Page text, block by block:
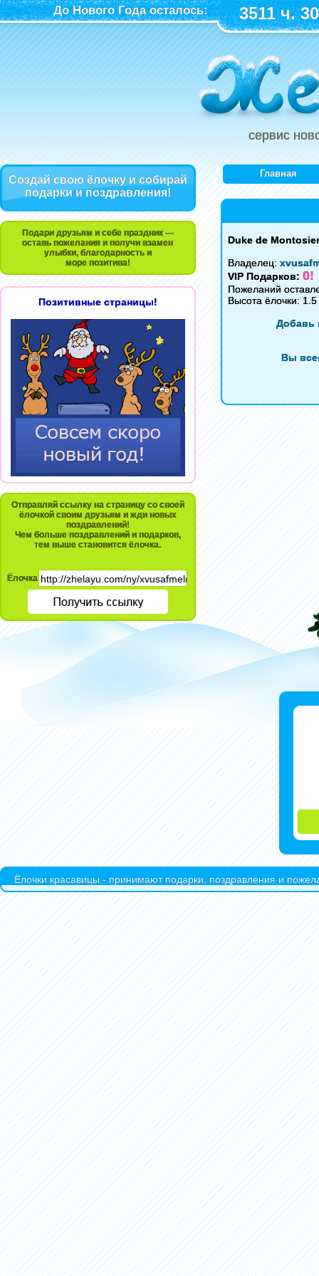
До Нового Года осталось: 3511 ч.
сервис
Создай свою ёлочку и собирай
подарки и поздравления!
Подари друзьям и себе праздник —
оставь пожелания и получи взамен
улыбки, благодарность и
море позитива!
Позитивные страницы!
Отправляй ссылку на страницу со своей
ёлочкой своим друзьям и жди новых
поздравлений!
Чем больше поздравлений и подарков,
тем выше становится ёлочка.
Ёлочка
Главная
Duke de Montosier
Владелец:
VIP Подарков: 0!
Пожеланий
Высота ёлочки:
Добавь
Вы
Ёлочки красавицы - принимают подарки, поздравления и